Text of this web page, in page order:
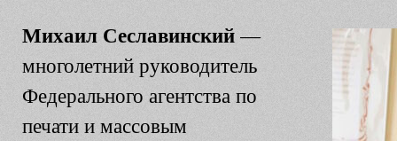
Михаил Сеславинский—
многолетний руководитель
Федерального агентства по
печати и массовым